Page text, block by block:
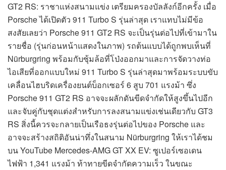
GT2 RS: ราชาแห่งสนามแข่ง เตรียมครองบัลลังก์อีกครั้ง เมื่อ
Porsche ได้เปิดตัว 911 Turbo S รุ่นล่าสุด เราแทบไม่มีข้อ
สงสัยเลยว่า Porsche 911 GT2 RS จะเป็นรุ่นต่อไปที่เข้ามาใน
รายชื่อ (รุ่นก่อนหน้าแสดงในภาพ) รถต้นแบบได้ถูกพบเห็นที่
Nürburgring พร้อมกับซุ้มล้อที่โป่งออกมาและการจัดวางท่อ
ไอเสียที่ออกแบบใหม่ 911 Turbo S รุ่นล่าสุดมาพร้อมระบบขับ
เคลื่อนไฮบริดเครื่องยนต์บ็อกเซอร์ 6 สูบ 701 แรงม้า ซึ่ง
Porsche 911 GT2 RS อาจจะผลักดันขีดจำกัดให้สูงขึ้นไปอีก
และจับคู่กับชุดแต่งสำหรับการลงสนามแข่งเช่นเดียวกับ GT3
RS สิ่งนี้ควรจะกลายเป็นเรือธงรุ่นต่อไปของ Porsche และ
อาจจะสร้างสถิติอันน่าทึ่งในสนาม Nürburgring ให้เราได้ชม
บน YouTube Mercedes-AMG GT XX EV: ซูเปอร์เซอเดน
ไฟฟ้า 1,341 แรงม้า ท้าทายขีดจำกัดความเร็ว ในขณะ